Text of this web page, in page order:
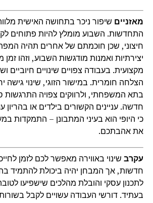
מאזניים שיפור ניכר בתחושה האישית
התחדשות. השבוע מומלץ להיות פתוחים
חיצוני, שכן חוכמתם של אחרים תהיה
יצירתיות ואמנות מודגשות השבוע, וזהו זמן
מקצועית. בעבודה צפויים שינויים חיוביים
הצלחה חומרית. במישור הזוגי, שינוי
בתא המשפחתי, ולרווקים צפויה התרגשות
חדשה. עניינים הקשורים בילדים או בהריון
כי היופי הוא בעיני המתבונן – התמקדות
את אהבתכם.
עקרבשינוי באווירה מאפשר לכם לזמן
חדשות, אך המבחן יהיה ביכולת להתמיד
לתכנון עסקי והובלת מהלכים שישפיעו
בעתיד. דורשי העבודה עשויים לקבל